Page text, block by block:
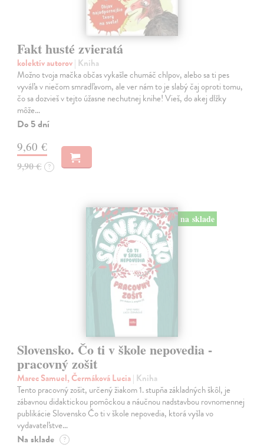
Fakt husté zvieratá
kolektív autorov| Kniha
Možno tvoja mačka občas vykašle chumáč chlpov, alebo sa ti pes
vyváľa v niečom smradľavom, ale ver nám to je slabý čaj oproti tomu,
čo sa dozvieš v tejto úžasne nechutnej knihe! Vieš, do akej dlžky
môže…
Do 5 dní
9,60 €
9,90 € ?
na sklade
Slovensko. Čo ti v škole nepovedia -
pracovný zošit
Marec Samuel, Čermáková Lucia| Kniha
Tento pracovný zošit, určený žiakom 1. stupňa základných škôl, je
zábavnou didaktickou pomôckou a náučnou nadstavbou rovnomennej
publikácie Slovensko Čo ti v škole nepovedia, ktorá vyšla vo
vydavateľstve…
Na sklade ?